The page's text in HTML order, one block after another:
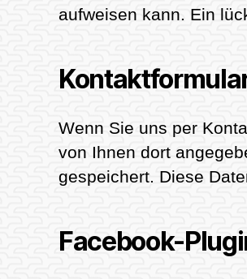
aufweisen kann. Ein
Wenn Sie uns per
von Ihnen dort
gespeichert. Diese
Facebook-